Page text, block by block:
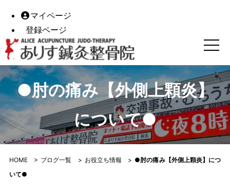
マイページ
登録ページ
●肘の痛み【外側上顆炎】について●｜【高松市】ありす鍼
●肘の痛み【外側上顆炎】
について●
HOME> ブログ一覧 > お役立ち情報 > ●肘の痛み【外側上顆炎】につ
いて●